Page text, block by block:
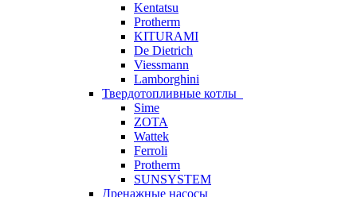
Kentatsu
Protherm
KITURAMI
De Dietrich
Viessmann
Lamborghini
Твердотопливные котлы
Sime
ZOTA
Wattek
Ferroli
Protherm
SUNSYSTEM
Дренажные насосы